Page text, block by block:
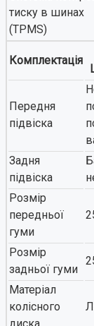
тиску в шинах
(TPMS)
Комплектація
Передня
підвіска
Задня
підвіска
Розмір
передньої
гуми
Розмір
задньої гуми
Матеріал
колісного
диска